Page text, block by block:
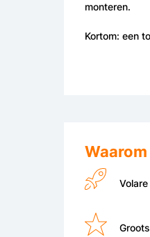
monteren.
Kortom: een